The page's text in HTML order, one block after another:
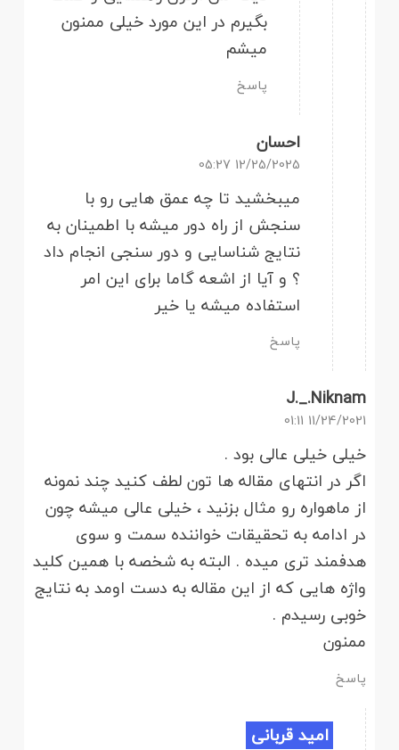
بگیرم در این مورد خیلی ممنون
میشم
پاسخ
احسان
12/25/2025 05:27
میبخشید تا چه عمق هایی رو با
سنجش از راه دور میشه با اطمینان به
نتایج شناسایی و دور سنجی انجام داد
؟ و آیا از اشعه گاما برای این امر
استفاده میشه یا خیر
پاسخ
J._.Niknam
11/24/2021 01:11
خیلی خیلی عالی بود .
اگر در انتهای مقاله ها تون لطف کنید چند نمونه
از ماهواره رو مثال بزنید ، خیلی عالی میشه چون
در ادامه به تحقیقات خواننده سمت و سوی
هدفمند تری میده . البته به شخصه با همین کلید
واژه هایی که از این مقاله به دست اومد به نتایج
خوبی رسیدم .
ممنون
پاسخ
امید قربانی